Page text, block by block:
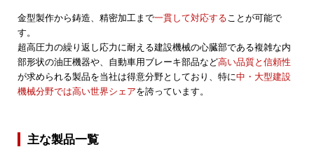
金型製作から鋳造、精密加工まで一貫して対応することが可能で
す。
超高圧力の繰り返し応力に耐える建設機械の心臓部である複雑な内
部形状の油圧機器や、自動車用ブレーキ部品など高い品質と信頼性
が求められる製品を当社は得意分野としており、特に中・大型建設
機械分野では高い世界シェアを誇っています。
主な製品一覧